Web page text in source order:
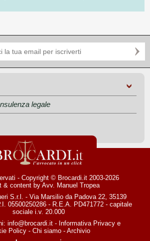
legale
- Copyright © Brocardi.it 2003-2026
& content by Avv. Manuel Tropea
S.r.l. - Via Marsilio da Padova 22, 35139
05500250286 - R.E.A. PD471772 - capitale
sociale i.v. 20.000
info@brocardi.it- Informativa Privacye
Policy - Chi siamo - Archivio